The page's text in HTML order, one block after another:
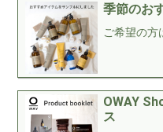
季節のお
ご希望の方
OWAY
ス